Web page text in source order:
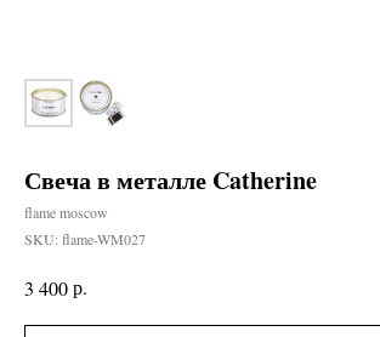
Свеча в металле Catherine
flame moscow
SKU: flame-WM027
3 400р.